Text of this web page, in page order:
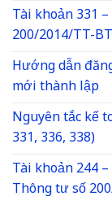
Tài khoản 331
200/2014/TT-
Hướng dẫn
mới thành lập
Nguyên tắc kế
331, 336, 338)
Tài khoản 244
Thông tư số